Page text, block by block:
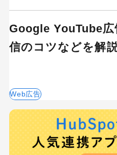
Google YouTube
信のコツなどを解
Web広告